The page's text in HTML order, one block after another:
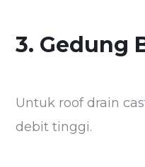
3. Gedung
Untuk roof drain
debit tinggi.